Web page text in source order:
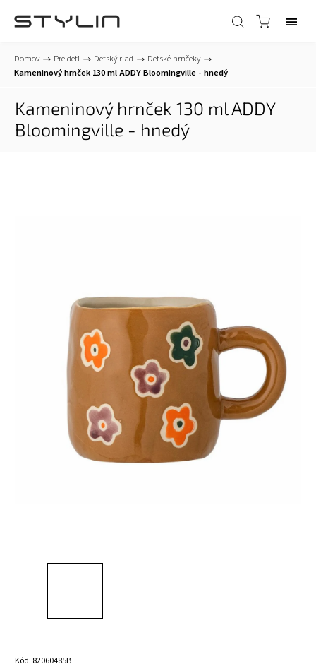
Domov / Pre deti / Detský riad / Detské hrnčeky /
Kameninový hrnček 130 ml ADDY Bloomingville - hnedý
Kameninový hrnček 130 ml ADDY
Bloomingville - hnedý
Kód: 82060485B